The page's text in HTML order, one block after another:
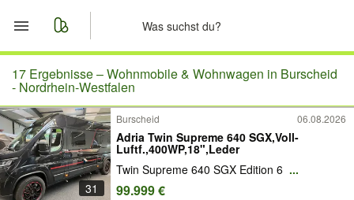
Start
Merkliste
Nachrichten
Anzeige aufgeben
17 Ergebnisse –Wohnmobile & Wohnwagen in Burscheid
- Nordrhein-Westfalen
31
Burscheid 06.08.2026
Adria Twin Supreme 640 SGX,Voll-
Luftf.,400WP,18",Leder
Twin Supreme 640 SGX Edition 6 ...
99.999 €